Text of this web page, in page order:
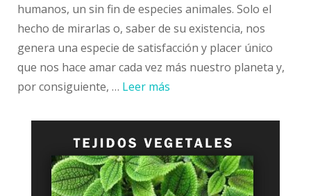
humanos, un sin fin de especies animales. Solo el
hecho de mirarlas o, saber de su existencia, nos
genera una especie de satisfacción y placer único
que nos hace amar cada vez más nuestro planeta y,
por consiguiente, … Leer más